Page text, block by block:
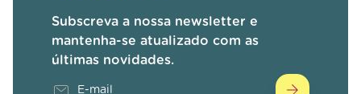
Subscreva a nossa newsletter e
mantenha-se atualizado com as
últimas novidades.